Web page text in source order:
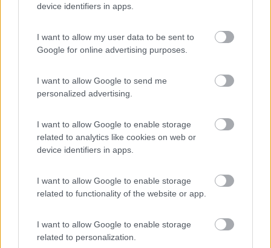
device identifiers in apps.
I want to allow my user data to be sent to
Google for online advertising purposes.
I want to allow Google to send me
personalized advertising.
I want to allow Google to enable storage
related to analytics like cookies on web or
device identifiers in apps.
I want to allow Google to enable storage
related to functionality of the website or app.
I want to allow Google to enable storage
related to personalization.
Gattosilvestro
Inserito il13/01/2019 alle:20:51:24
Io ho acquistato uno specchietto completo compatibile con l'originale.
pagato 130€. E due anni che e montato. Noto che la plastica, simile di
aspetto, tende a sfaldarsi negli angoli esterni, la lampada integrata era a
...
Keep calm e buon camper Corrado